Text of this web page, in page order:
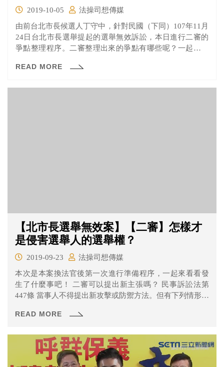
2019-10-05
法操司想傳媒
由前台北市長候選人丁守中，針對民國（下同）107年11月
24日台北市長選舉提起的選舉無效訴訟，本日進行二審的
爭點整理程序。二審整理出來的爭點有哪些呢？一起來看
READ MORE
【北市長選舉無效案】【二審】怎樣才
是侵害選舉人的選舉權？
2019-09-23
法操司想傳媒
本次是本案換法官後第一次進行準備程序，一起來看看發
生了什麼事吧！ 二審可以提出新主張嗎？ 民事訴訟法第
447條 當事人不得提出新攻擊或防禦方法。但有下列情形之
者。 二、事實發生於第一審法院言詞辯論終結後者。
READ MORE